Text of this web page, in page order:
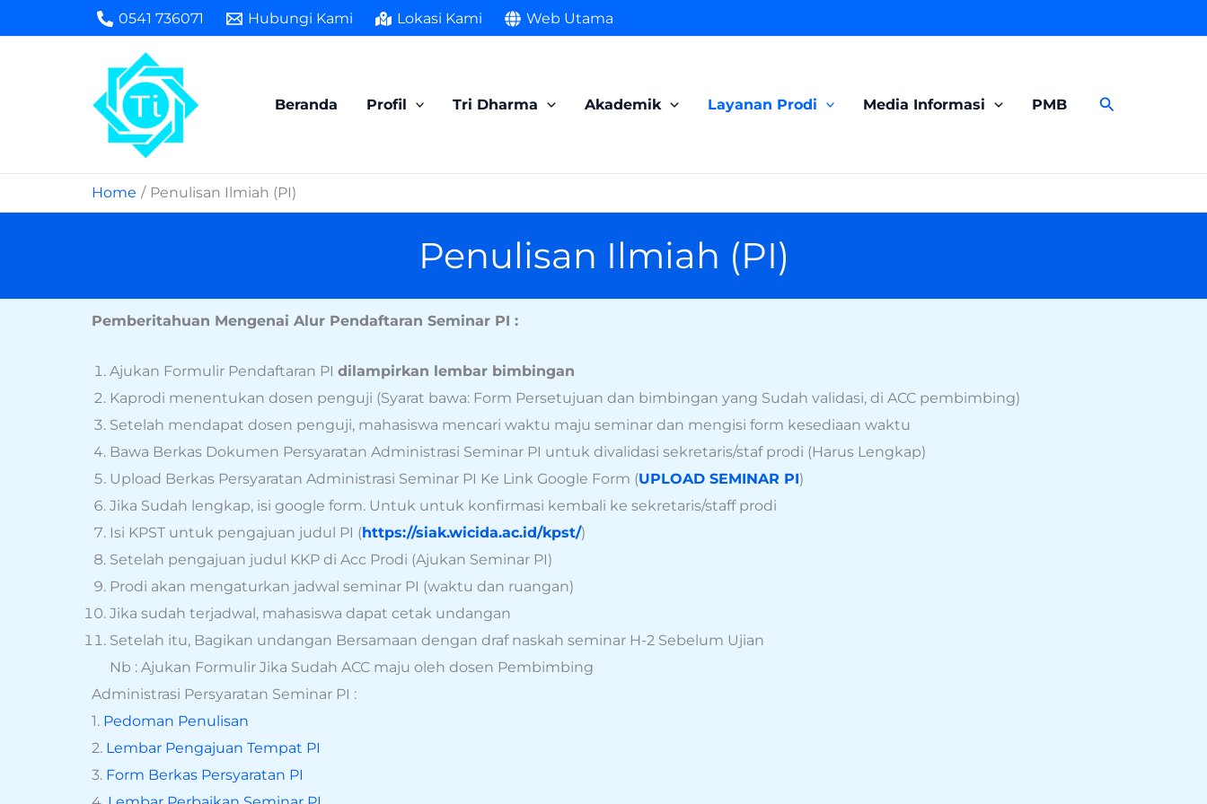
to
0541 736071 Hubungi Kami Lokasi Kami Web Utama
Beranda Profil Tri Dharma Akademik Layanan Prodi Media Informasi PMB Search
Home Penulisan Ilmiah (PI)
Penulisan Ilmiah (PI)
Pemberitahuan Mengenai Alur Pendaftaran Seminar PI :
Ajukan Formulir Pendaftaran PI dilampirkan lembar bimbingan
Kaprodi menentukan dosen penguji (Syarat bawa: Form Persetujuan dan bimbingan yang Sudah validasi, di ACC pembimbing)
Setelah mendapat dosen penguji, mahasiswa mencari waktu maju seminar dan mengisi form kesediaan waktu
Bawa Berkas Dokumen Persyaratan Administrasi Seminar PI untuk divalidasi sekretaris/staf prodi (Harus Lengkap)
Upload Berkas Persyaratan Administrasi Seminar PI Ke Link Google Form (UPLOAD SEMINAR PI)
Jika Sudah lengkap, isi google form. Untuk untuk konfirmasi kembali ke sekretaris/staff prodi
Isi KPST untuk pengajuan judul PI (https://siak.wicida.ac.id/kpst/)
Setelah pengajuan judul KKP di Acc Prodi (Ajukan Seminar PI)
Prodi akan mengaturkan jadwal seminar PI (waktu dan ruangan)
Jika sudah terjadwal, mahasiswa dapat cetak undangan
Setelah itu, Bagikan undangan Bersamaan dengan draf naskah seminar H-2 Sebelum Ujian
Nb : Ajukan Formulir Jika Sudah ACC maju oleh dosen Pembimbing
Administrasi Persyaratan Seminar PI :
1. Pedoman Penulisan
2. Lembar Pengajuan Tempat PI
3. Form Berkas Persyaratan PI